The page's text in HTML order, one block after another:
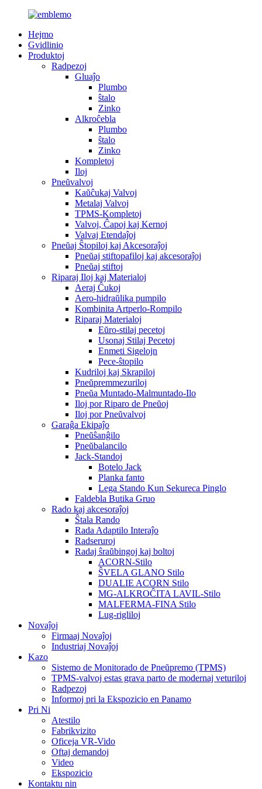
Hejmo
Gvidlinio
Produktoj
Radpezoj
Gluaĵo
Plumbo
ŝtalo
Zinko
Alkroĉebla
Plumbo
ŝtalo
Zinko
Kompletoj
Iloj
Pneŭvalvoj
Kaŭĉukaj Valvoj
Metalaj Valvoj
TPMS-Kompletoj
Valvoj, Ĉapoj kaj Kernoj
Valvaj Etendaĵoj
Pneŭaj Ŝtopiloj kaj Akcesoraĵoj
Pneŭaj stiftopafiloj kaj akcesoraĵoj
Pneŭaj stiftoj
Riparaj Iloj kaj Materialoj
Aeraj Ĉukoj
Aero-hidraŭlika pumpilo
Kombinita Artperlo-Rompilo
Riparaj Materialoj
Eŭro-stilaj pecetoj
Usonaj Stilaj Pecetoj
Enmeti Sigelojn
Pece-ŝtopilo
Kudriloj kaj Skrapiloj
Pneŭpremmezuriloj
Pneŭa Muntado-Malmuntado-Ilo
Iloj por Riparo de Pneŭoj
Iloj por Pneŭvalvoj
Garaĝa Ekipaĵo
Pneŭŝanĝilo
Pneŭbalancilo
Jack-Standoj
Botelo Jack
Planka fanto
Lega Stando Kun Sekureca Pinglo
Faldebla Butika Gruo
Rado kaj akcesoraĵoj
Ŝtala Rando
Rada Adaptilo Interaĵo
Radseruroj
Radaj ŝraŭbingoj kaj boltoj
ACORN-Stilo
ŜVELA GLANO Stilo
DUALIE ACORN Stilo
MG-ALKROĈITA LAVIL-Stilo
MALFERMA-FINA Stilo
Lug-rigliloj
Novaĵoj
Firmaaj Novaĵoj
Industriaj Novaĵoj
Kazo
Sistemo de Monitorado de Pneŭpremo (TPMS)
TPMS-valvoj estas grava parto de modernaj veturiloj
Radpezoj
Informoj pri la Ekspozicio en Panamo
Pri Ni
Atestilo
Fabrikvizito
Oficeja VR-Vido
Oftaj demandoj
Video
Ekspozicio
Kontaktu nin